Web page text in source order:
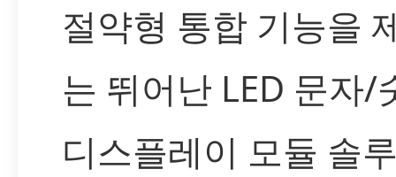
절약형 통합 기능을
는 뛰어난 LED 문자/
디스플레이 모듈 솔